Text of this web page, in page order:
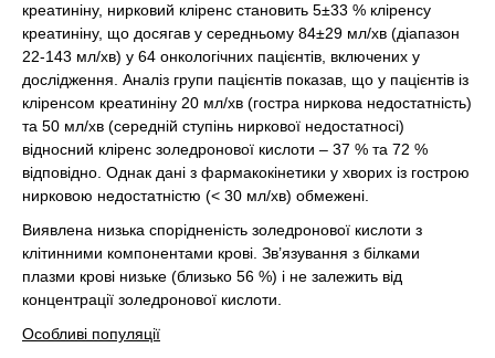
креатиніну, нирковий кліренс становить 5±33 % кліренсу
креатиніну, що досягав у середньому 84±29 мл/хв (діапазон
22-143 мл/хв) у 64 онкологічних пацієнтів, включених у
дослідження. Аналіз групи пацієнтів показав, що у пацієнтів із
кліренсом креатиніну 20 мл/хв (гостра ниркова недостатність)
та 50 мл/хв (середній ступінь ниркової недостатносі)
відносний кліренс золедронової кислоти – 37 % та 72 %
відповідно. Однак дані з фармакокінетики у хворих із гострою
нирковою недостатністю (< 30 мл/хв) обмежені.
Виявлена низька спорідненість золедронової кислоти з
клітинними компонентами крові. Зв’язування з білками
плазми крові низьке (близько 56 %) і не залежить від
концентрації золедронової кислоти.
Особливі популяції